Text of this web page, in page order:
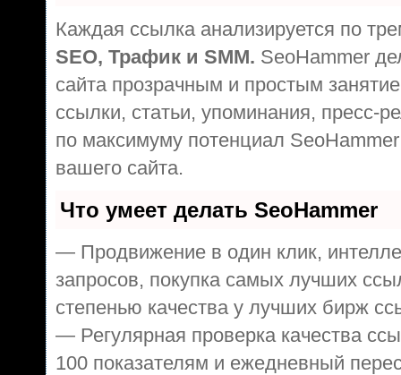
Каждая ссылка анализируется по
SEO, Трафик и SMM. SeoHammer
сайта прозрачным и простым
ссылки, статьи, упоминания, пресс-
по максимуму потенциал
вашего сайта.
Что умеет делать SeoHammer
— Продвижение в один клик,
запросов, покупка самых лучших
степенью качества у лучших бирж
— Регулярная проверка качества
100 показателям и ежедневный